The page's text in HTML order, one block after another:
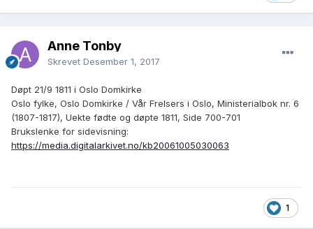
Anne Tonby
Skrevet Desember 1, 2017
Døpt 21/9 1811 i Oslo Domkirke
Oslo fylke, Oslo Domkirke / Vår Frelsers i Oslo, Ministerialbok nr. 6
(1807-1817), Uekte fødte og døpte 1811, Side 700-701
Brukslenke for sidevisning:
https://media.digitalarkivet.no/kb20061005030063
1